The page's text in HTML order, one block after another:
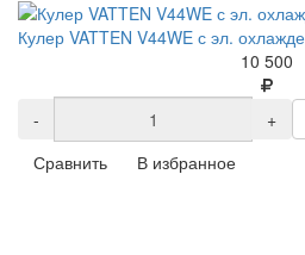
Кулер VATTEN V44WE с эл.
10 500
- +
Сравнить
В избранное